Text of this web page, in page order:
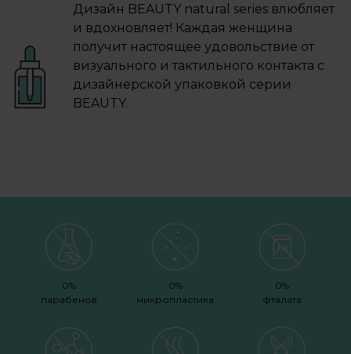
Дизайн BEAUTY natural series влюбляет
и вдохновляет! Каждая женщина
получит настоящее удовольствие от
визуального и тактильного контакта с
дизайнерской упаковкой серии
BEAUTY.
0%
парабенов
0%
микропластика
0%
фталата